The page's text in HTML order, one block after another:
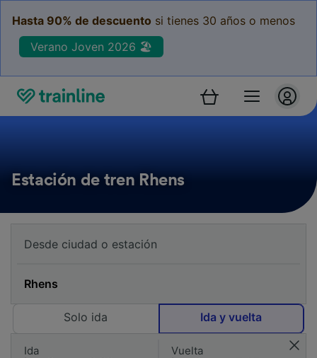
Hasta 90% de descuento si tienes 30 años o menos
Verano Joven 2026 🏖️
Estación de tren Rhens
Solo ida Ida y vuelta
Ida Vuelta